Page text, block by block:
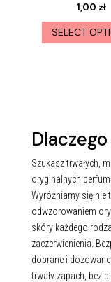
1,00 zł
SELECT
Szukasz trwałych,
oryginalnych
Wyróżniamy się nie
odwzorowaniem
skóry każdego
zaczerwienienia.
dobrane i
trwały zapach, bez